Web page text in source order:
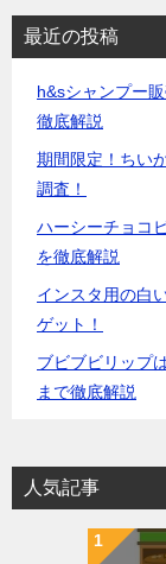
最近の投稿
h&sシャンプー
徹底解説
期間限定！ちい
調査！
ハーシーチョコ
を徹底解説
インスタ用の白
ゲット！
ブビブビリップ
まで徹底解説
人気記事